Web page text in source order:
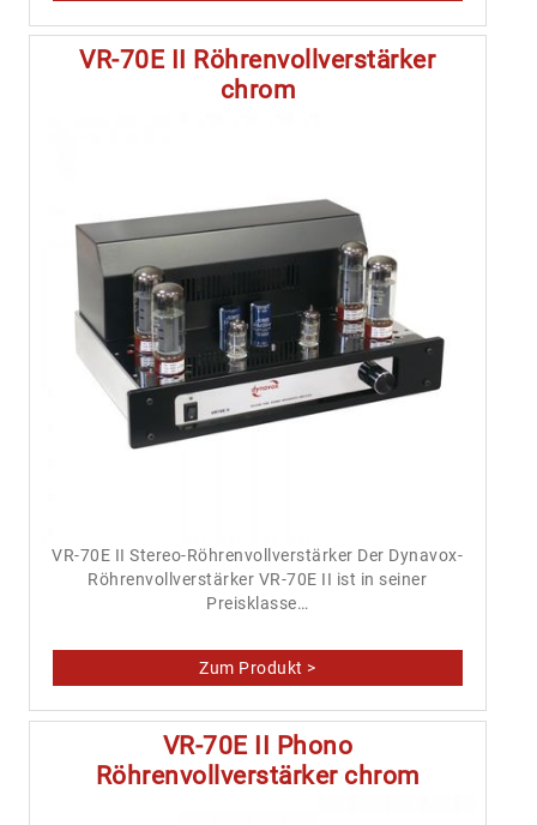
VR-70E II Röhrenvollverstärker
chrom
VR-70E II Stereo-Röhrenvollverstärker Der Dynavox-
Röhrenvollverstärker VR-70E II ist in seiner
Preisklasse…
VR-70E II Phono
Röhrenvollverstärker chrom